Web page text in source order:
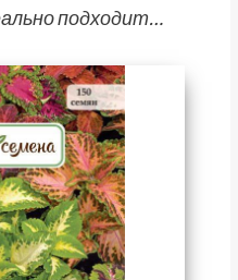
подходит…